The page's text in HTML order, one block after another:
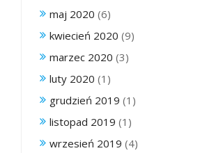
maj 2020 (6)
kwiecień 2020 (9)
marzec 2020 (3)
luty 2020 (1)
grudzień 2019 (1)
listopad 2019 (1)
wrzesień 2019 (4)